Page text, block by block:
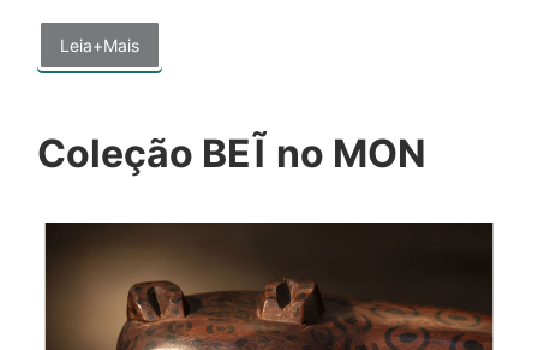
Leia+Mais
Coleção BEĨ no MON